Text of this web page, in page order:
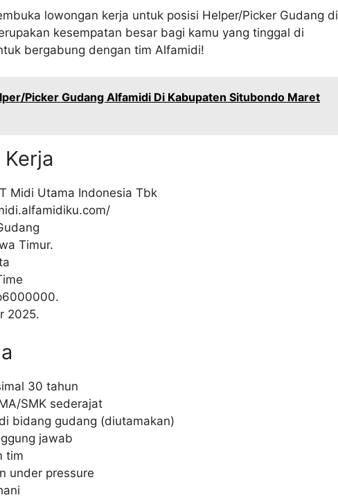
lowongan kerja untuk posisi Helper/Picker Gudang di
kesempatan besar bagi kamu yang tinggal di
bergabung dengan tim Alfamidi!
Picker Gudang Alfamidi Di Kabupaten Situbondo Maret
Midi Utama Indonesia Tbk
Timur.
6000000.
2025.
30 tahun
SMK sederajat
bidang gudang (diutamakan)
jawab
tim
under pressure